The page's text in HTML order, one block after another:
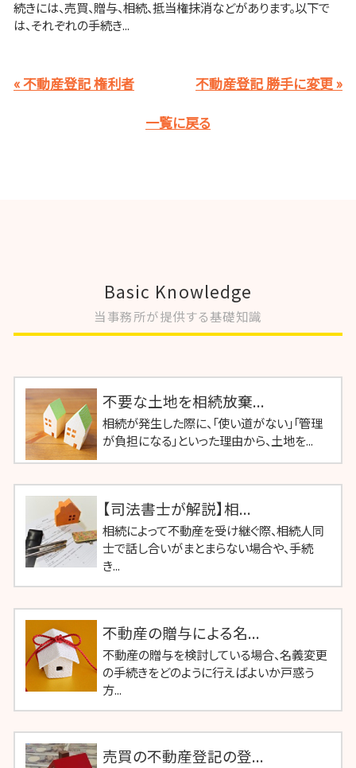
続きには、売買、贈与、相続、抵当権抹消などがあります。以下で
は、それぞれの手続き...
« 不動産登記 権利者
不動産登記 勝手に変更 »
一覧に戻る
Basic Knowledge
当事務所が提供する基礎知識
不要な土地を相続放棄...
相続が発生した際に、「使い道がない」「管理
が負担になる」といった理由から、土地を...
【司法書士が解説】相...
相続によって不動産を受け継ぐ際、相続人同
士で話し合いがまとまらない場合や、手続
き...
不動産の贈与による名...
不動産の贈与を検討している場合、名義変更
の手続きをどのように行えばよいか戸惑う
方...
売買の不動産登記の登...